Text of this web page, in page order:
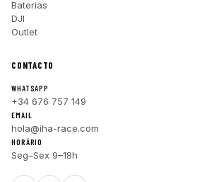
Baterias
DJI
Outlet
CONTACTO
WHATSAPP
+34 676 757 149
EMAIL
hola@iha-race.com
HORÁRIO
Seg–Sex 9–18h